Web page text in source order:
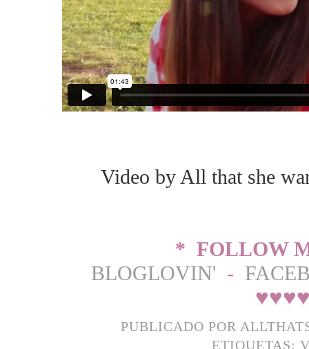
Video by All that she
* FOLLOW
BLOGLOVIN' -
♥♥♥
PUBLICADO POR
ETIQUETAS: